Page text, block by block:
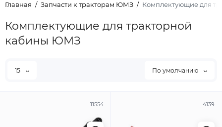
Главная Запчасти к тракторам ЮМЗ Комплектующие для
Комплектующие для тракторной
кабины ЮМЗ
15 По умолчанию
11554 4139